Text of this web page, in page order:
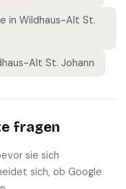
in Wildhaus-Alt St.
Alt St. Johann
fragen
sie sich
sich, ob Google